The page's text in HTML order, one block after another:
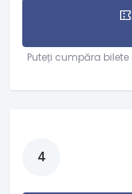
Puteți cumpăra
4